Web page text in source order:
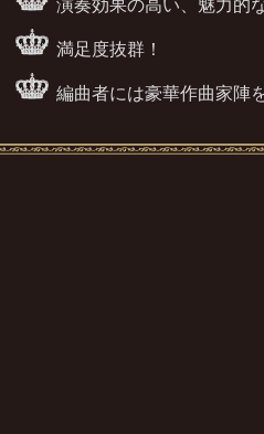
演奏効果の高い、魅力的
満足度抜群！
編曲者には豪華作曲家陣